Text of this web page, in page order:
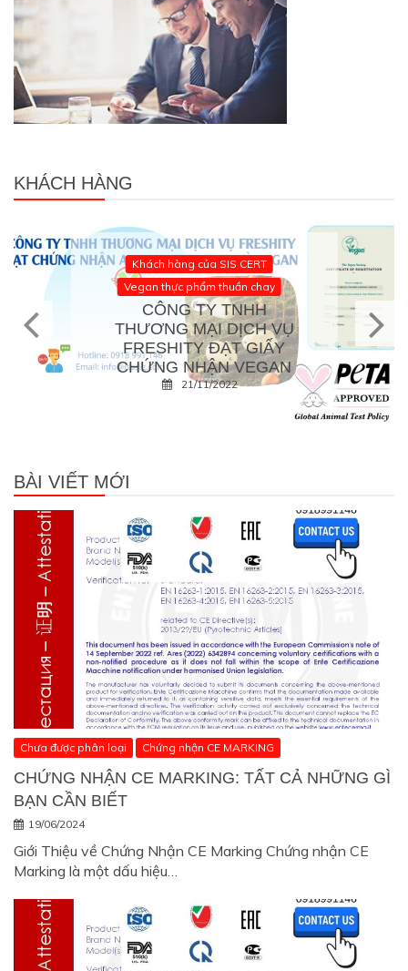
KHÁCH HÀNG
Khách hàng của SIS CERT
Vegan thực phẩm thuần chay
CÔNG TY TNHH
THƯƠNG MẠI DỊCH VỤ
FRESHITY ĐẠT GIẤY
CHỨNG NHẬN VEGAN
21/11/2022
BÀI VIẾT MỚI
Chưa được phân loại Chứng nhận CE MARKING
CHỨNG NHẬN CE MARKING: TẤT CẢ NHỮNG GÌ
BẠN CẦN BIẾT
19/06/2024
Giới Thiệu về Chứng Nhận CE Marking Chứng nhận CE
Marking là một dấu hiệu…